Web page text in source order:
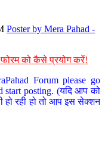
Poster by Mera Pahad -
फोरम को कैसे प्रयोग करें!
Forum please go
start posting. (यदि आप को
हो रही हो तो आप इस सेक्शन